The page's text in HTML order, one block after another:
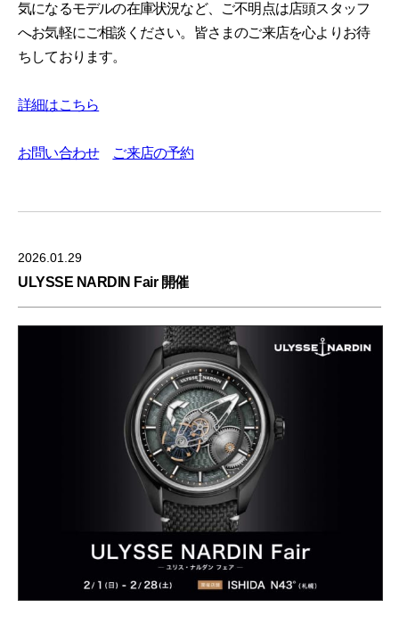
気になるモデルの在庫状況など、ご不明点は店頭スタッフ
へお気軽にご相談ください。皆さまのご来店を心よりお待
ちしております。
詳細はこちら
お問い合わせ ご来店の予約
2026.01.29
ULYSSE NARDIN Fair 開催